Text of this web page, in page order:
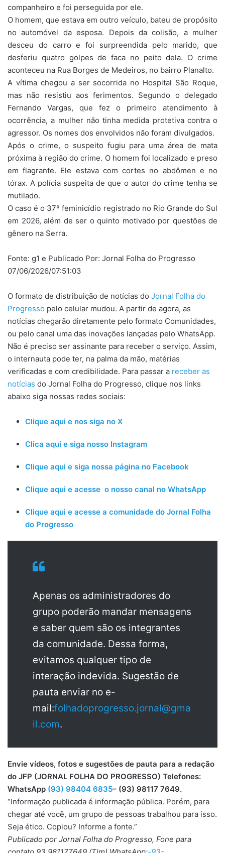
companheiro e foi perseguida por ele.
O homem, que estava em outro veículo, bateu de propósito
no automóvel da esposa. Depois da colisão, a mulher
desceu do carro e foi surpreendida pelo marido, que
desferiu quatro golpes de faca no peito dela. O crime
aconteceu na Rua Borges de Medeiros, no bairro Planalto.
A vítima chegou a ser socorrida no Hospital São Roque,
mas não resistiu aos ferimentos. Segundo o delegado
Fernando Vargas, que fez o primeiro atendimento à
ocorrência, a mulher não tinha medida protetiva contra o
agressor. Os nomes dos envolvidos não foram divulgados.
Após o crime, o suspeito fugiu para uma área de mata
próxima à região do crime. O homem foi localizado e preso
em flagrante. Ele estava com cortes no abdômen e no
tórax. A polícia suspeita de que o autor do crime tenha se
mutilado.
O caso é o 37º feminicídio registrado no Rio Grande do Sul
em 2026, além de ser o quinto motivado por questões de
gênero na Serra.
Fonte: g1 e Publicado Por: Jornal Folha do Progresso
07/06/2026/07:51:03
O formato de distribuição de notícias do Jornal Folha do
Progresso pelo celular mudou. A partir de agora, as
notícias chegarão diretamente pelo formato Comunidades,
ou pelo canal uma das inovações lançadas pelo WhatsApp.
Não é preciso ser assinante para receber o serviço. Assim,
o internauta pode ter, na palma da mão, matérias
verificadas e com credibilidade. Para passar a receber as
notícias do Jornal Folha do Progresso, clique nos links
abaixo siga nossas redes sociais:
Clique aqui e nos siga no X
Clica aqui e siga nosso Instagram
Clique aqui e siga nossa página no Facebook
Clique aqui e acesse o nosso canal no WhatsApp
Clique aqui e acesse a comunidade do Jornal Folha
do Progresso
Apenas os administradores do
grupo poderão mandar mensagens
e saber quem são os integrantes
da comunidade. Dessa forma,
evitamos qualquer tipo de
interação indevida. Sugestão de
pauta enviar no e-
mail:folhadoprogresso.jornal@gma
il.com.
Envie vídeos, fotos e sugestões de pauta para a redação
do JFP (JORNAL FOLHA DO PROGRESSO) Telefones:
WhatsApp (93) 98404 6835– (93) 98117 7649.
“Informação publicada é informação pública. Porém, para
chegar até você, um grupo de pessoas trabalhou para isso.
Seja ético. Copiou? Informe a fonte.”
Publicado por Jornal Folha do Progresso, Fone para